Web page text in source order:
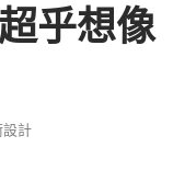
乎想像
計